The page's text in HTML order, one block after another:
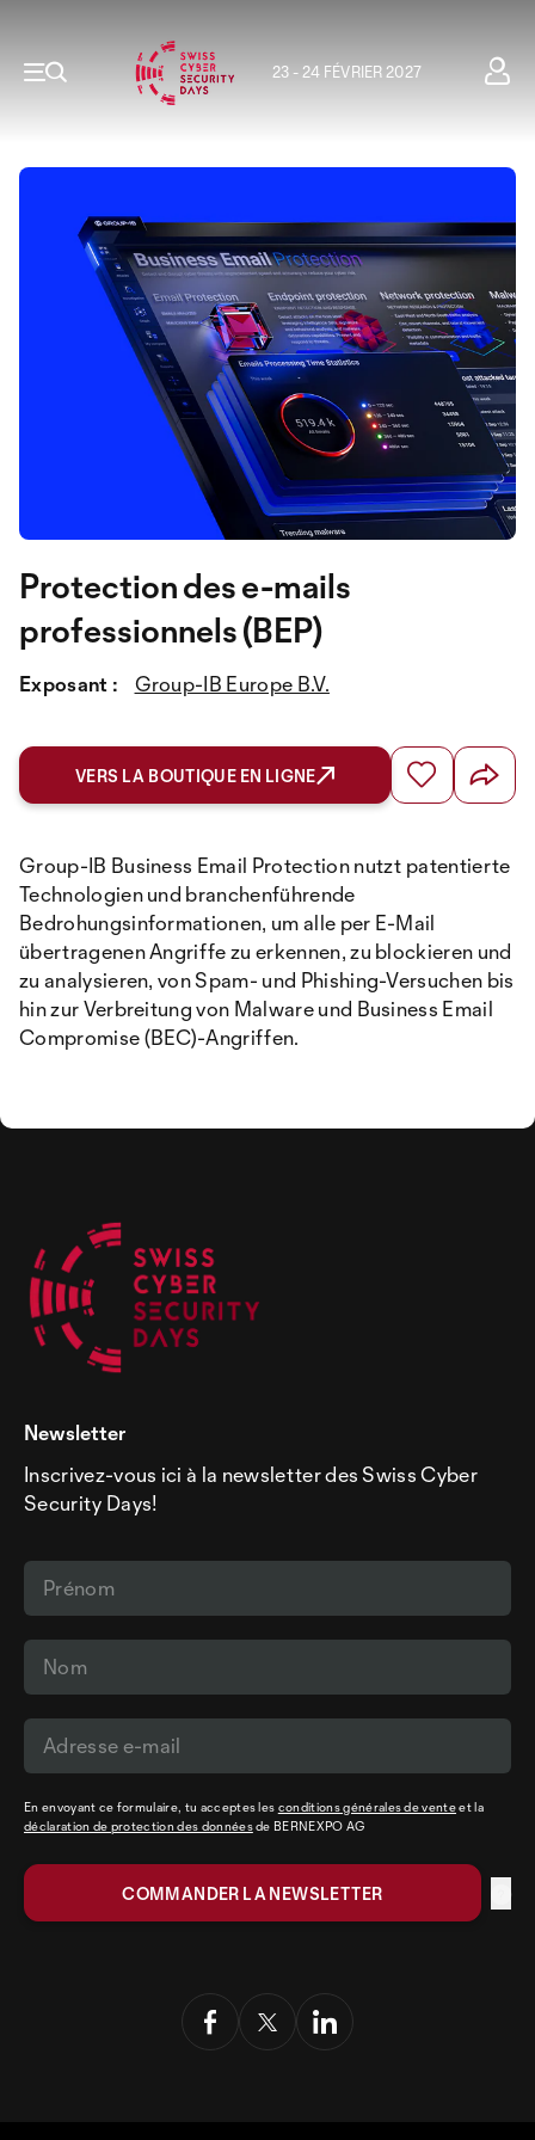
23 - 24 FÉVRIER 2027
Protection des e-mails
professionnels (BEP)
Exposant : Group-IB Europe B.V.
VERS LA BOUTIQUE EN LIGNE
Group-IB Business Email Protection nutzt patentierte
Technologien und branchenführende
Bedrohungsinformationen, um alle per E-Mail
übertragenen Angriffe zu erkennen, zu blockieren und
zu analysieren, von Spam- und Phishing-Versuchen bis
hin zur Verbreitung von Malware und Business Email
Compromise (BEC)-Angriffen.
Newsletter
Inscrivez-vous ici à la newsletter des Swiss Cyber
Security Days!
En envoyant ce formulaire, tu acceptes les conditions générales de venteet la
déclaration de protection des donnéesde BERNEXPO AG